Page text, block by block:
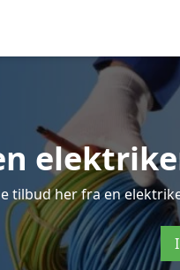
tilbud her fra en